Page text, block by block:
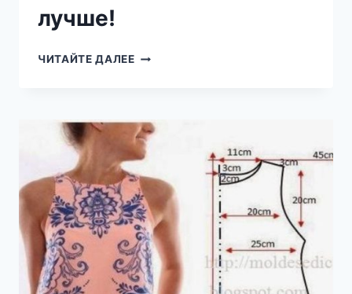
лучше!
ЧИТАЙТЕ ДАЛЕЕ26
ДОМА
И
ДАЧИ.
Я
ДАВНО
НЕ
ВИДЕЛ
НИЧЕГО
ЛУЧШЕ!